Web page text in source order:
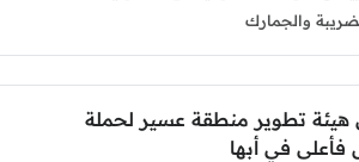
والجمارك
تطوير منطقة عسير لحملة
فأعلى في أبها